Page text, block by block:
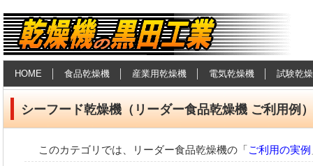
食品乾燥機・産業用乾燥機の黒田工
業
HOME 食品乾燥機 産業用乾燥機 電気乾燥機 試験乾燥
シーフード乾燥機（リーダー食品乾燥機 ご利用例）
このカテゴリでは、リーダー食品乾燥機の「ご利用の実例